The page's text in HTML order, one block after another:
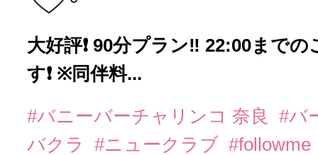
大好評❗️ 90分プラン‼️ 22:00まで
す❗️ ※同伴料...
#バニーバーチャリンコ 奈良
#バ
バクラ
#ニュークラブ #followme